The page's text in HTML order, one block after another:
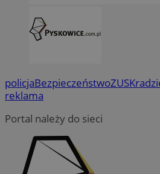
policjaBezpieczeństwoZUS
reklama
Portal należy do sieci